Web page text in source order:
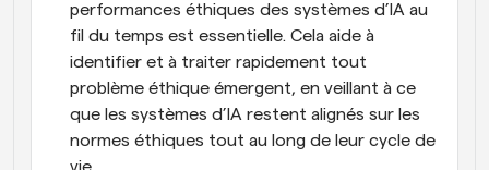
performances éthiques des systèmes d’IA au
fil du temps est essentielle. Cela aide à
identifier et à traiter rapidement tout
problème éthique émergent, en veillant à ce
que les systèmes d’IA restent alignés sur les
normes éthiques tout au long de leur cycle de